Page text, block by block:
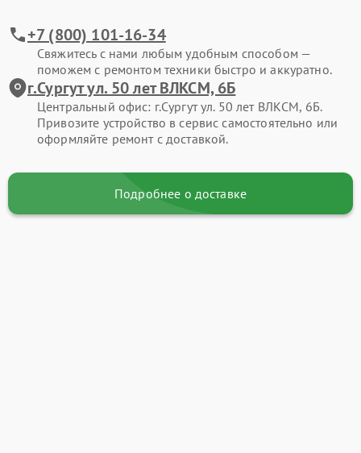
+7 (800) 101-16-34
Свяжитесь с нами любым удобным способом —
поможем с ремонтом техники быстро и аккуратно.
г.Сургут ул. 50 лет ВЛКСМ, 6Б
Центральный офис: г.Сургут ул. 50 лет ВЛКСМ, 6Б.
Привозите устройство в сервис самостоятельно или
оформляйте ремонт с доставкой.
Подробнее о доставке